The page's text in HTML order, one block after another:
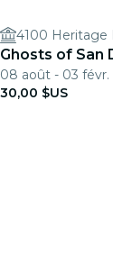
4100 Heritage
Ghosts of San
08 août - 03 févr.
30,00 $US